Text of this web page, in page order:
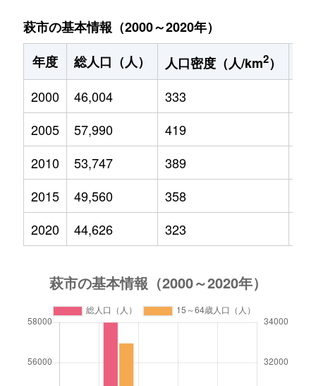
萩市の基本情報（2000～2020年）
年度
総人口（人） 人口密度（人/km2）
2000
46,004 333
2005
57,990 419
2010
53,747 389
2015
49,560 358
2020
44,626 323